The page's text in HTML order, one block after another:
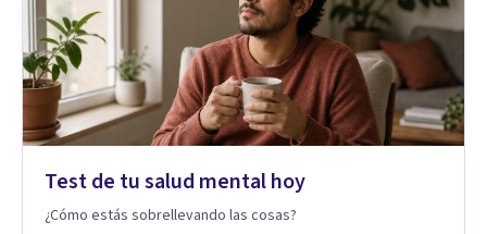
Test de tu salud mental hoy
¿Cómo estás sobrellevando las cosas?